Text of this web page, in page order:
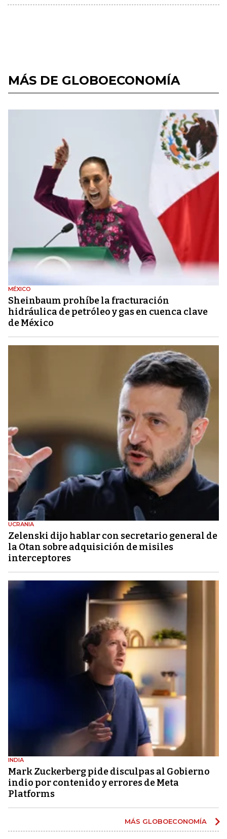
MÁS DE GLOBOECONOMÍA
MÉXICO
Sheinbaum prohíbe la fracturación
hidráulica de petróleo y gas en cuenca clave
de México
UCRANIA
Zelenski dijo hablar con secretario general de
la Otan sobre adquisición de misiles
interceptores
INDIA
Mark Zuckerberg pide disculpas al Gobierno
indio por contenido y errores de Meta
Platforms
MÁS GLOBOECONOMÍA